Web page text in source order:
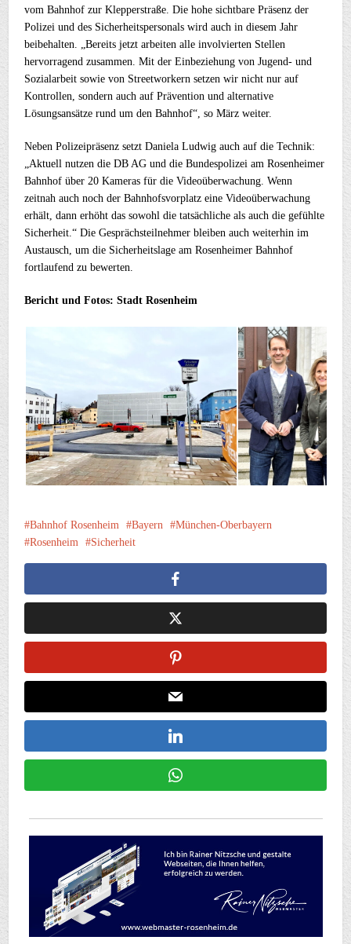
vom Bahnhof zur Klepperstraße. Die hohe sichtbare Präsenz der
Polizei und des Sicherheitspersonals wird auch in diesem Jahr
beibehalten. „Bereits jetzt arbeiten alle involvierten Stellen
hervorragend zusammen. Mit der Einbeziehung von Jugend- und
Sozialarbeit sowie von Streetworkern setzen wir nicht nur auf
Kontrollen, sondern auch auf Prävention und alternative
Lösungsansätze rund um den Bahnhof“, so März weiter.
Neben Polizeipräsenz setzt Daniela Ludwig auch auf die Technik:
„Aktuell nutzen die DB AG und die Bundespolizei am Rosenheimer
Bahnhof über 20 Kameras für die Videoüberwachung. Wenn
zeitnah auch noch der Bahnhofsvorplatz eine Videoüberwachung
erhält, dann erhöht das sowohl die tatsächliche als auch die gefühlte
Sicherheit.“ Die Gesprächsteilnehmer bleiben auch weiterhin im
Austausch, um die Sicherheitslage am Rosenheimer Bahnhof
fortlaufend zu bewerten.
Bericht und Fotos: Stadt Rosenheim
Bahnhof Rosenheim Bayern
München-Oberbayern
Rosenheim
Sicherheit